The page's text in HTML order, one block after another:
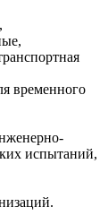
временного
испытаний,